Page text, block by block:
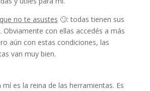
no te asustes 🙄: todas tienen sus
Obviamente con ellas accedés a más
aún con estas condiciones, las
van muy bien.
mí es la reina de las herramientas. Es